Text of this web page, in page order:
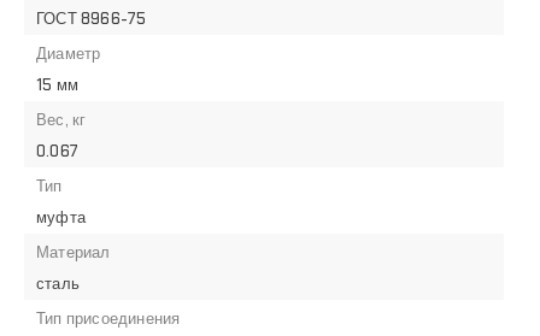
ГОСТ 8966-75
Диаметр
15 мм
Вес, кг
0.067
Тип
муфта
Материал
сталь
Тип присоединения